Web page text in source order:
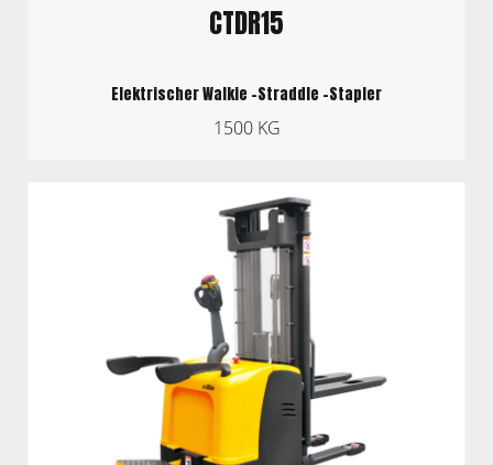
CTDR15
Elektrischer Walkie -Straddle -Stapler
1500 KG